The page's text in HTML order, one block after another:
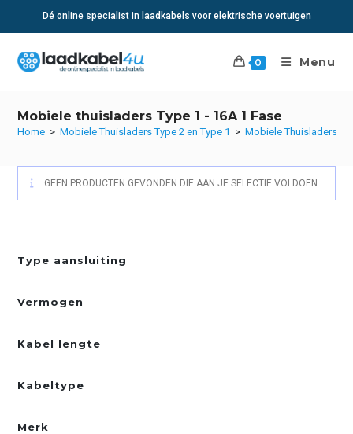
Dé online specialist in laadkabels voor elektrische voertuigen
0 Menu
Mobiele thuisladers Type 1 - 16A 1 Fase
Home > Mobiele Thuisladers Type 2 en Type 1 > Mobiele Thuisladers
GEEN PRODUCTEN GEVONDEN DIE AAN JE SELECTIE VOLDOEN.
Type aansluiting
Vermogen
Kabel lengte
Kabeltype
Merk